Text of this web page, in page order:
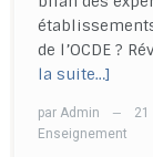
de l’OCDE ?
la suite…]
par Admin — 21
Enseignement